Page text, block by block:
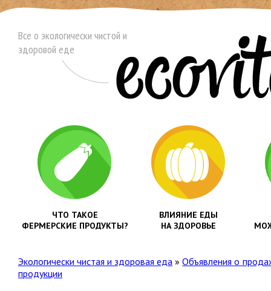
Все о экологически чистой и
здоровой еде
ЧТО ТАКОЕ
ФЕРМЕРСКИЕ ПРОДУКТЫ?
ВЛИЯНИЕ ЕДЫ
НА ЗДОРОВЬЕ
Экологически чистая и здоровая еда »Объявления о
продукции